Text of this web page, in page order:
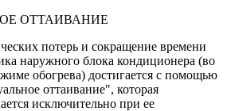
ОТТАИВАНИЕ
потерь и сокращение времени
наружного блока кондиционера (во
обогрева) достигается с помощью
оттаивание", которая
исключительно при ее